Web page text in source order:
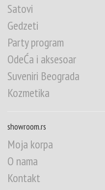
Satovi
Gedzeti
Party program
OdeĆa i aksesoar
Suveniri Beograda
Kozmetika
showroom.rs
Moja korpa
O nama
Kontakt